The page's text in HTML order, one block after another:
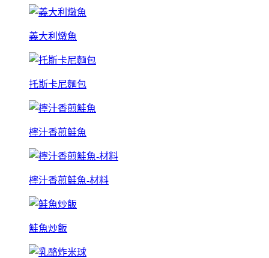
義大利燉魚
托斯卡尼麵包
檸汁香煎鮭魚
檸汁香煎鮭魚-材料
鮭魚炒飯